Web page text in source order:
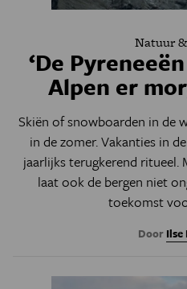
Natuur
‘De
Alpen er
Skiën of snowboarden in de
in de zomer. Vakanties in
jaarlijks terugkerend
laat ook de bergen niet
toekomst
Door Ilse